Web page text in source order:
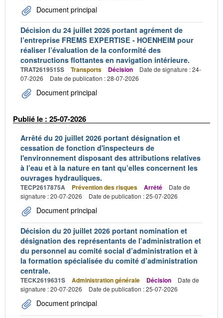
Document principal
Décision du 24 juillet 2026 portant agrément de
l’entreprise FREMS EXPERTISE - HOENHEIM pour
réaliser l’évaluation de la conformité des
constructions flottantes en navigation intérieure.
TRAT2619515S Transports Décision
Date de signature : 24-
07-2026
Date de publication : 28-07-2026
Document principal
Publié le : 25-07-2026
Arrêté du 20 juillet 2026 portant désignation et
cessation de fonction d'inspecteurs de
l'environnement disposant des attributions relatives
à l’eau et à la nature en tant qu’elles concernent les
ouvrages hydrauliques.
TECP2617875A Prévention des risques Arrêté
Date de
signature : 20-07-2026
Date de publication : 25-07-2026
Document principal
Décision du 20 juillet 2026 portant nomination et
désignation des représentants de l’administration et
du personnel au comité social d’administration et à
la formation spécialisée du comité d’administration
centrale.
TECK2619631S Administration générale Décision
Date de
signature : 20-07-2026
Date de publication : 25-07-2026
Document principal